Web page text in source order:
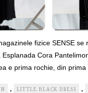
fizice SENSE
Cora
e prima rochie, din prima
, LITTLE BLACK DRESS ,